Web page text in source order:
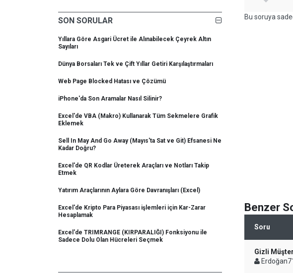
SON SORULAR
Yıllara Göre Asgari Ücret ile Alınabilecek Çeyrek Altın
Sayıları
Dünya Borsaları Tek ve Çift Yıllar Getiri Karşılaştırmaları
Web Page Blocked Hatası ve Çözümü
iPhone'da Son Aramalar Nasıl Silinir?
Excel'de VBA (Makro) Kullanarak Tüm Sekmelere Grafik
Eklemek
Sell In May And Go Away (Mayıs'ta Sat ve Git) Efsanesi Ne
Kadar Doğru?
Excel'de QR Kodlar Üreterek Araçları ve Notları Takip
Etmek
Yatırım Araçlarının Aylara Göre Davranışları (Excel)
Excel'de Kripto Para Piyasası işlemleri için Kar-Zarar
Hesaplamak
Excel'de TRIMRANGE (KIRPARALIĞI) Fonksiyonu ile
Sadece Dolu Olan Hücreleri Seçmek
Bu soruya
Benzer
Soru
Gizli